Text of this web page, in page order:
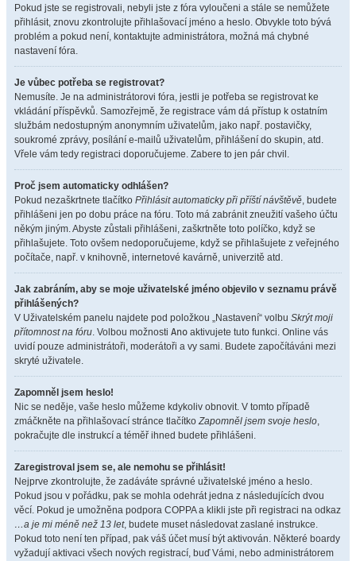
Pokud jste se registrovali, nebyli jste z fóra vyloučeni a stále se nemůžete
přihlásit, znovu zkontrolujte přihlašovací jméno a heslo. Obvykle toto bývá
problém a pokud není, kontaktujte administrátora, možná má chybné
nastavení fóra.
Je vůbec potřeba se registrovat?
Nemusíte. Je na administrátorovi fóra, jestli je potřeba se registrovat ke
vkládání příspěvků. Samozřejmě, že registrace vám dá přístup k ostatním
službám nedostupným anonymním uživatelům, jako např. postavičky,
soukromé zprávy, posílání e-mailů uživatelům, přihlášení do skupin, atd.
Vřele vám tedy registraci doporučujeme. Zabere to jen pár chvil.
Proč jsem automaticky odhlášen?
Pokud nezaškrtnete tlačítko Přihlásit automaticky při příští návštěvě, budete
přihlášeni jen po dobu práce na fóru. Toto má zabránit zneužití vašeho účtu
někým jiným. Abyste zůstali přihlášeni, zaškrtněte toto políčko, když se
přihlašujete. Toto ovšem nedoporučujeme, když se přihlašujete z veřejného
počítače, např. v knihovně, internetové kavárně, univerzitě atd.
Jak zabráním, aby se moje uživatelské jméno objevilo v seznamu právě
přihlášených?
V Uživatelském panelu najdete pod položkou „Nastavení“ volbu Skrýt moji
přítomnost na fóru. Volbou možnosti Ano aktivujete tuto funkci. Online vás
uvidí pouze administrátoři, moderátoři a vy sami. Budete započítáváni mezi
skryté uživatele.
Zapomněl jsem heslo!
Nic se neděje, vaše heslo můžeme kdykoliv obnovit. V tomto případě
zmáčkněte na přihlašovací stránce tlačítkoZapomněl jsem svoje heslo,
pokračujte dle instrukcí a téměř ihned budete přihlášeni.
Zaregistroval jsem se, ale nemohu se přihlásit!
Nejprve zkontrolujte, že zadáváte správné uživatelské jméno a heslo.
Pokud jsou v pořádku, pak se mohla odehrát jedna z následujících dvou
věcí. Pokud je umožněna podpora COPPA a klikli jste při registraci na odkaz
…a je mi méně než 13 let, budete muset následovat zaslané instrukce.
Pokud toto není ten případ, pak váš účet musí být aktivován. Některé boardy
vyžadují aktivaci všech nových registrací, buď Vámi, nebo administrátorem